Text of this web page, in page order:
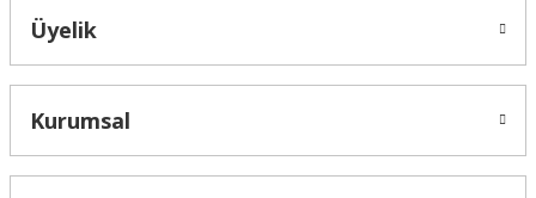
Üyelik
Kurumsal